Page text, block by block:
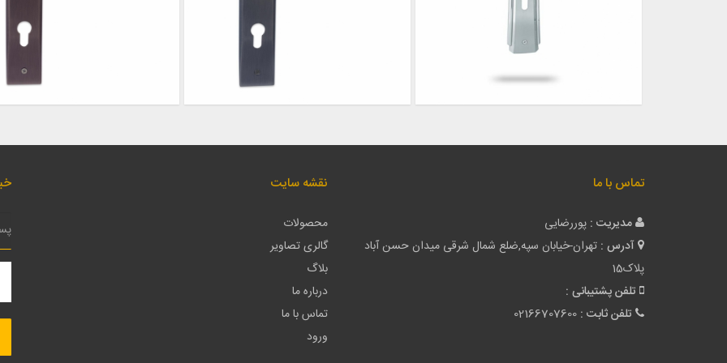
تماس با ما
مدیریت : پوررضایی
آدرس : تهران-خیابان سپه,ضلع شمال شرقی میدان حسن آباد
پلاک15
تلفن پشتیبانی :
تلفن ثابت : 02166707600
نقشه سایت
محصولات
گالری تصاویر
بلاگ
درباره ما
تماس با ما
ورود